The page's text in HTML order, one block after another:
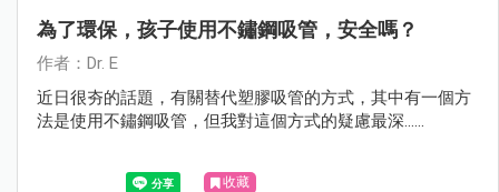
為了環保，孩子使用不鏽鋼吸管，安全嗎？
作者：Dr. E
近日很夯的話題，有關替代塑膠吸管的方式，其中有一個方
法是使用不鏽鋼吸管，但我對這個方式的疑慮最深......
收藏